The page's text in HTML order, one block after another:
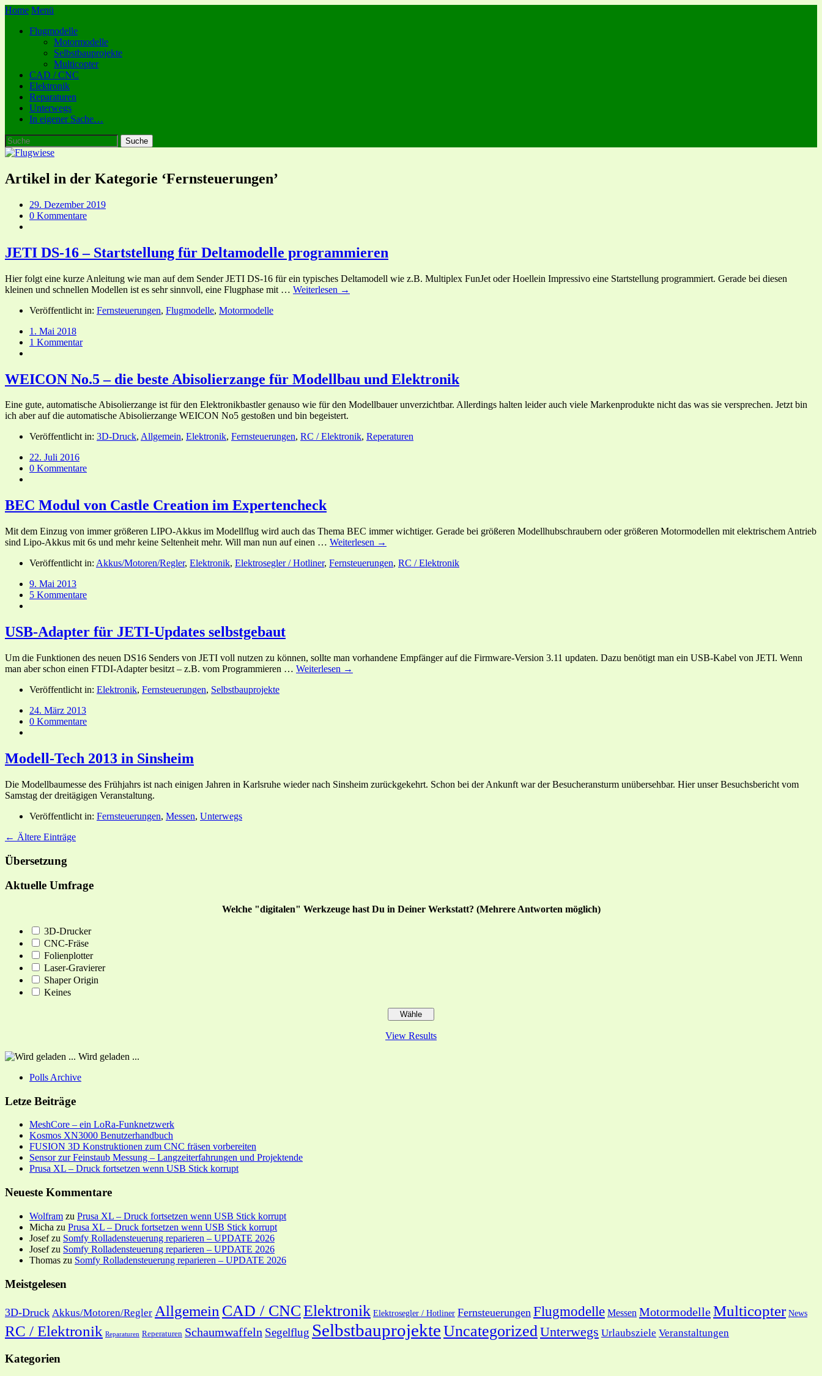
Home Menü
Flugmodelle
Motormodelle
Selbstbauprojekte
Multicopter
CAD / CNC
Elektronik
Reparaturen
Unterwegs
In eigener Sache…
Artikel in der Kategorie ‘Fernsteuerungen’
29. Dezember 2019
0 Kommentare
JETI DS-16 – Startstellung für Deltamodelle programmieren
Hier folgt eine kurze Anleitung wie man auf dem Sender JETI DS-16 für ein typisches Deltamodell wie z.B. Multiplex FunJet oder Hoellein Impressivo eine Startstellung programmiert. Gerade bei diesen
kleinen und schnellen Modellen ist es sehr sinnvoll, eine Flugphase mit … Weiterlesen →
Veröffentlicht in: Fernsteuerungen, Flugmodelle, Motormodelle
1. Mai 2018
1 Kommentar
WEICON No.5 – die beste Abisolierzange für Modellbau und Elektronik
Eine gute, automatische Abisolierzange ist für den Elektronikbastler genauso wie für den Modellbauer unverzichtbar. Allerdings halten leider auch viele Markenprodukte nicht das was sie versprechen. Jetzt bin
ich aber auf die automatische Abisolierzange WEICON No5 gestoßen und bin begeistert.
Veröffentlicht in: 3D-Druck, Allgemein, Elektronik, Fernsteuerungen, RC / Elektronik, Reperaturen
22. Juli 2016
0 Kommentare
BEC Modul von Castle Creation im Expertencheck
Mit dem Einzug von immer größeren LIPO-Akkus im Modellflug wird auch das Thema BEC immer wichtiger. Gerade bei größeren Modellhubschraubern oder größeren Motormodellen mit elektrischem Antrieb
sind Lipo-Akkus mit 6s und mehr keine Seltenheit mehr. Will man nun auf einen … Weiterlesen →
Veröffentlicht in: Akkus/Motoren/Regler, Elektronik, Elektrosegler / Hotliner, Fernsteuerungen, RC / Elektronik
9. Mai 2013
5 Kommentare
USB-Adapter für JETI-Updates selbstgebaut
Um die Funktionen des neuen DS16 Senders von JETI voll nutzen zu können, sollte man vorhandene Empfänger auf die Firmware-Version 3.11 updaten. Dazu benötigt man ein USB-Kabel von JETI. Wenn
man aber schon einen FTDI-Adapter besitzt – z.B. vom Programmieren … Weiterlesen →
Veröffentlicht in: Elektronik, Fernsteuerungen, Selbstbauprojekte
24. März 2013
0 Kommentare
Modell-Tech 2013 in Sinsheim
Die Modellbaumesse des Frühjahrs ist nach einigen Jahren in Karlsruhe wieder nach Sinsheim zurückgekehrt. Schon bei der Ankunft war der Besucheransturm unübersehbar. Hier unser Besuchsbericht vom
Samstag der dreitägigen Veranstaltung.
Veröffentlicht in: Fernsteuerungen, Messen, Unterwegs
← Ältere Einträge
Übersetzung
Aktuelle Umfrage
Welche "digitalen" Werkzeuge hast Du in Deiner Werkstatt? (Mehrere Antworten möglich)
3D-Drucker
CNC-Fräse
Folienplotter
Laser-Gravierer
Shaper Origin
Keines
View Results
Wird geladen ...
Polls Archive
Letze Beiträge
MeshCore – ein LoRa-Funknetzwerk
Kosmos XN3000 Benutzerhandbuch
FUSION 3D Konstruktionen zum CNC fräsen vorbereiten
Sensor zur Feinstaub Messung – Langzeiterfahrungen und Projektende
Prusa XL – Druck fortsetzen wenn USB Stick korrupt
Neueste Kommentare
Wolfram zu Prusa XL – Druck fortsetzen wenn USB Stick korrupt
Micha zu Prusa XL – Druck fortsetzen wenn USB Stick korrupt
Josefzu Somfy Rolladensteuerung reparieren – UPDATE 2026
Josefzu Somfy Rolladensteuerung reparieren – UPDATE 2026
Thomas zu Somfy Rolladensteuerung reparieren – UPDATE 2026
Meistgelesen
3D-Druck Akkus/Motoren/Regler Allgemein CAD / CNCElektronik Elektrosegler / Hotliner Fernsteuerungen Flugmodelle Messen MotormodelleMulticopter News
RC / Elektronik Reparaturen Reperaturen Schaumwaffeln Segelflug SelbstbauprojekteUncategorizedUnterwegs Urlaubsziele Veranstaltungen
Kategorien